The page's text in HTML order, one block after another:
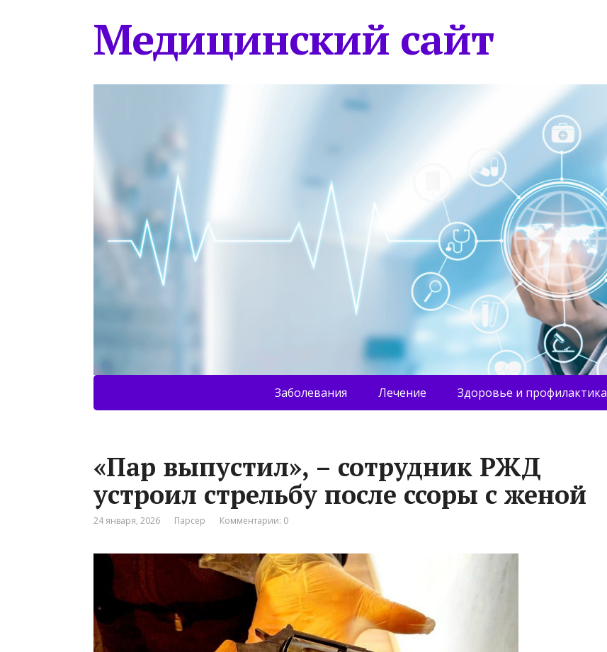
Медицинский сайт
Заболевания Лечение Здоровье и профилактика
«Пар выпустил», – сотрудник РЖД
устроил стрельбу после ссоры с женой
24 января, 2026 Парсер Комментарии: 0